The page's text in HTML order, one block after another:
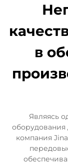
в
Являясь
оборудования
компания